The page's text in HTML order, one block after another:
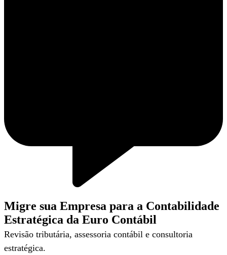
Migre sua Empresa para a Contabilidade
Estratégica da Euro Contábil
Revisão tributária, assessoria contábil e consultoria
estratégica.